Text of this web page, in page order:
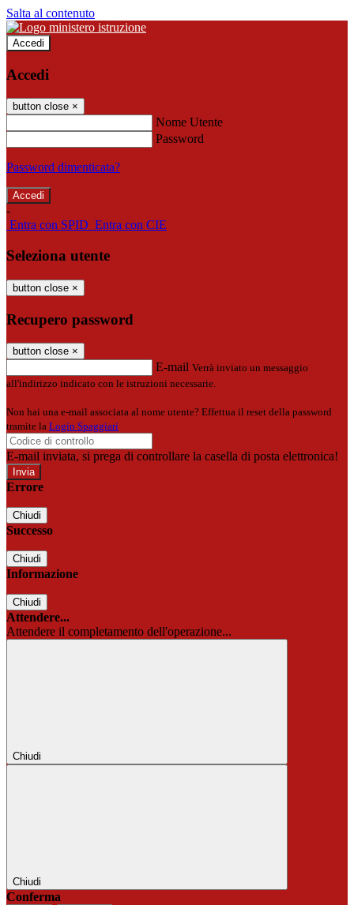
Salta al contenuto
Accedi
Accedi
button close ×
Nome Utente
Password
Password dimenticata?
-
Entra con SPID Entra con CIE
Seleziona utente
button close ×
Recupero password
button close ×
E-mail Verrà inviato un messaggio
all'indirizzo indicato con le istruzioni necessarie.
Non hai una e-mail associata al nome utente? Effettua il reset della password
tramite la Login Spaggiari
E-mail inviata, si prega di controllare la casella di posta elettronica!
Errore
Chiudi
Successo
Chiudi
Informazione
Chiudi
Attendere...
Attendere il completamento dell'operazione...
Chiudi
Chiudi
Conferma